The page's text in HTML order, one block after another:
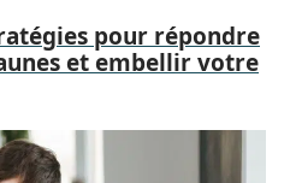
pour répondre
et embellir votre